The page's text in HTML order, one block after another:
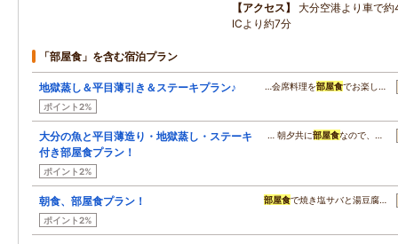
アクセス
大分空港より車で
ICより約7分
「部屋食」を含む宿泊プラン
地獄蒸し＆平目薄引き＆ステーキプラン♪
ポイント2%
…会席料理を部屋食でお楽し…
大分の魚と平目薄造り・地獄蒸し・ステーキ
付き部屋食プラン！
ポイント2%
… 朝夕共に部屋食なので、…
朝食、部屋食プラン！
ポイント2%
部屋食で焼き塩サバと湯豆腐…